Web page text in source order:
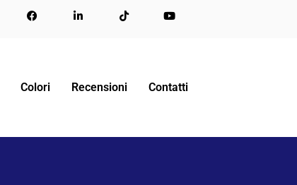
Colori Recensioni Contatti